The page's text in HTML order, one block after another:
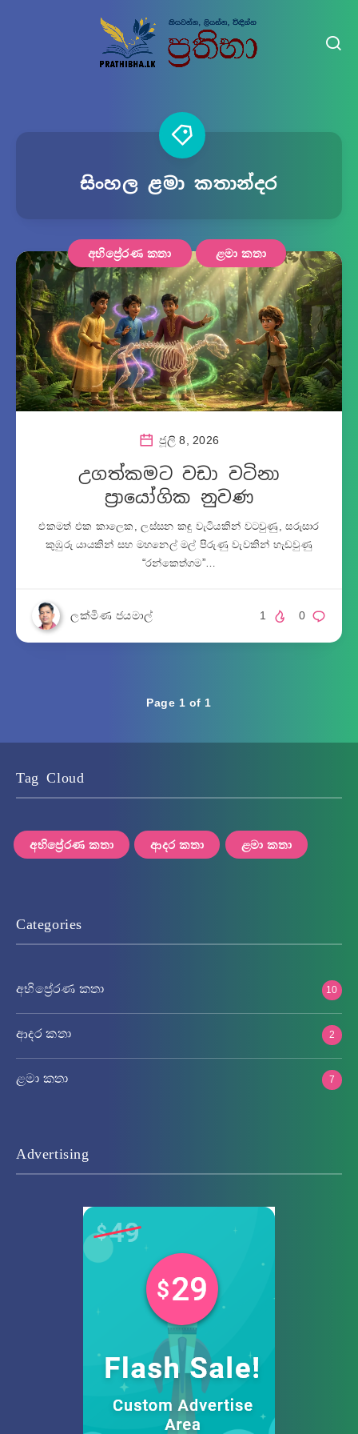
සිංහල ළමා කතාන්දර
අභිප්‍රේරණ කතා ළමා කතා
ජූලි 8, 2026
උගත්කමට වඩා වටිනා
ප්‍රායෝගික නුවණ
එකමත් එක කාලෙක, ලස්සන කඳු වැටියකින් වටවුණු, සරුසාර
කුඹුරු යායකින් සහ මහනෙල් මල් පිරුණු වැවකින් හැඩවුණු
“රන්කෙත්ගම”…
ලක්මිණ ජයමාල් 0
1
Page 1 of 1
Tag Cloud
අභිප්‍රේරණ කතා ආදර කතා ළමා කතා
Categories
අභිප්‍රේරණ කතා 10
ආදර කතා 2
ළමා කතා 7
Advertising